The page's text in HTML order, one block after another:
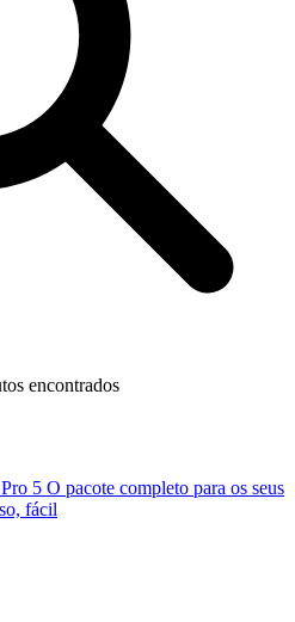
encontrados
5 O pacote completo para os seus
fácil